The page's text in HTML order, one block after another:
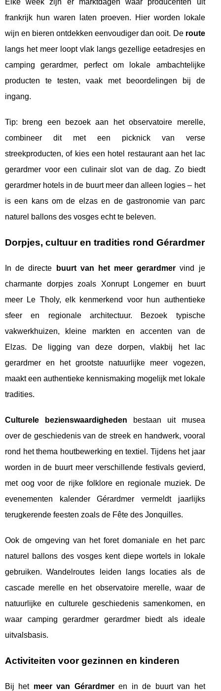
Elke week zijn er marktdagen waar producenten uit
frankrijk hun waren laten proeven. Hier worden lokale
wijn en bieren ontdekken eenvoudiger dan ooit. De route
langs het meer loopt vlak langs gezellige eetadresjes en
camping gerardmer, perfect om lokale ambachtelijke
producten te testen, vaak met beoordelingen bij de
ingang.
Tip: breng een bezoek aan het observatoire merelle,
combineer dit met een picknick van verse
streekproducten, of kies een hotel restaurant aan het lac
gerardmer voor een culinair slot van de dag. Zo biedt
gerardmer hotels in de buurt meer dan alleen logies – het
is een kans om de elzas en de gastronomie van parc
naturel ballons des vosges echt te beleven.
Dorpjes, cultuur en tradities rond Gérardmer
In de directe buurt van het meer gerardmer vind je
charmante dorpjes zoals Xonrupt Longemer en buurt
meer Le Tholy, elk kenmerkend voor hun authentieke
sfeer en regionale architectuur. Bezoek typische
vakwerkhuizen, kleine markten en accenten van de
Elzas. De ligging van deze dorpen, vlakbij het lac
gerardmer en het grootste natuurlijke meer vogezen,
maakt een authentieke kennismaking mogelijk met lokale
tradities.
Culturele bezienswaardigheden bestaan uit musea
over de geschiedenis van de streek en handwerk, vooral
rond het thema houtbewerking en textiel. Tijdens het jaar
worden in de buurt meer verschillende festivals gevierd,
met oog voor de rijke folklore en regionale muziek. De
evenementen kalender Gérardmer vermeldt jaarlijks
terugkerende feesten zoals de Fête des Jonquilles.
Ook de omgeving van het foret domaniale en het parc
naturel ballons des vosges kent diepe wortels in lokale
gebruiken. Wandelroutes leiden langs locaties als de
cascade merelle en het observatoire merelle, waar de
natuurlijke en culturele geschiedenis samenkomen, en
waar camping gerardmer gerardmer biedt als ideale
uitvalsbasis.
Activiteiten voor gezinnen en kinderen
Bij het meer van Gérardmeren in de buurt van het